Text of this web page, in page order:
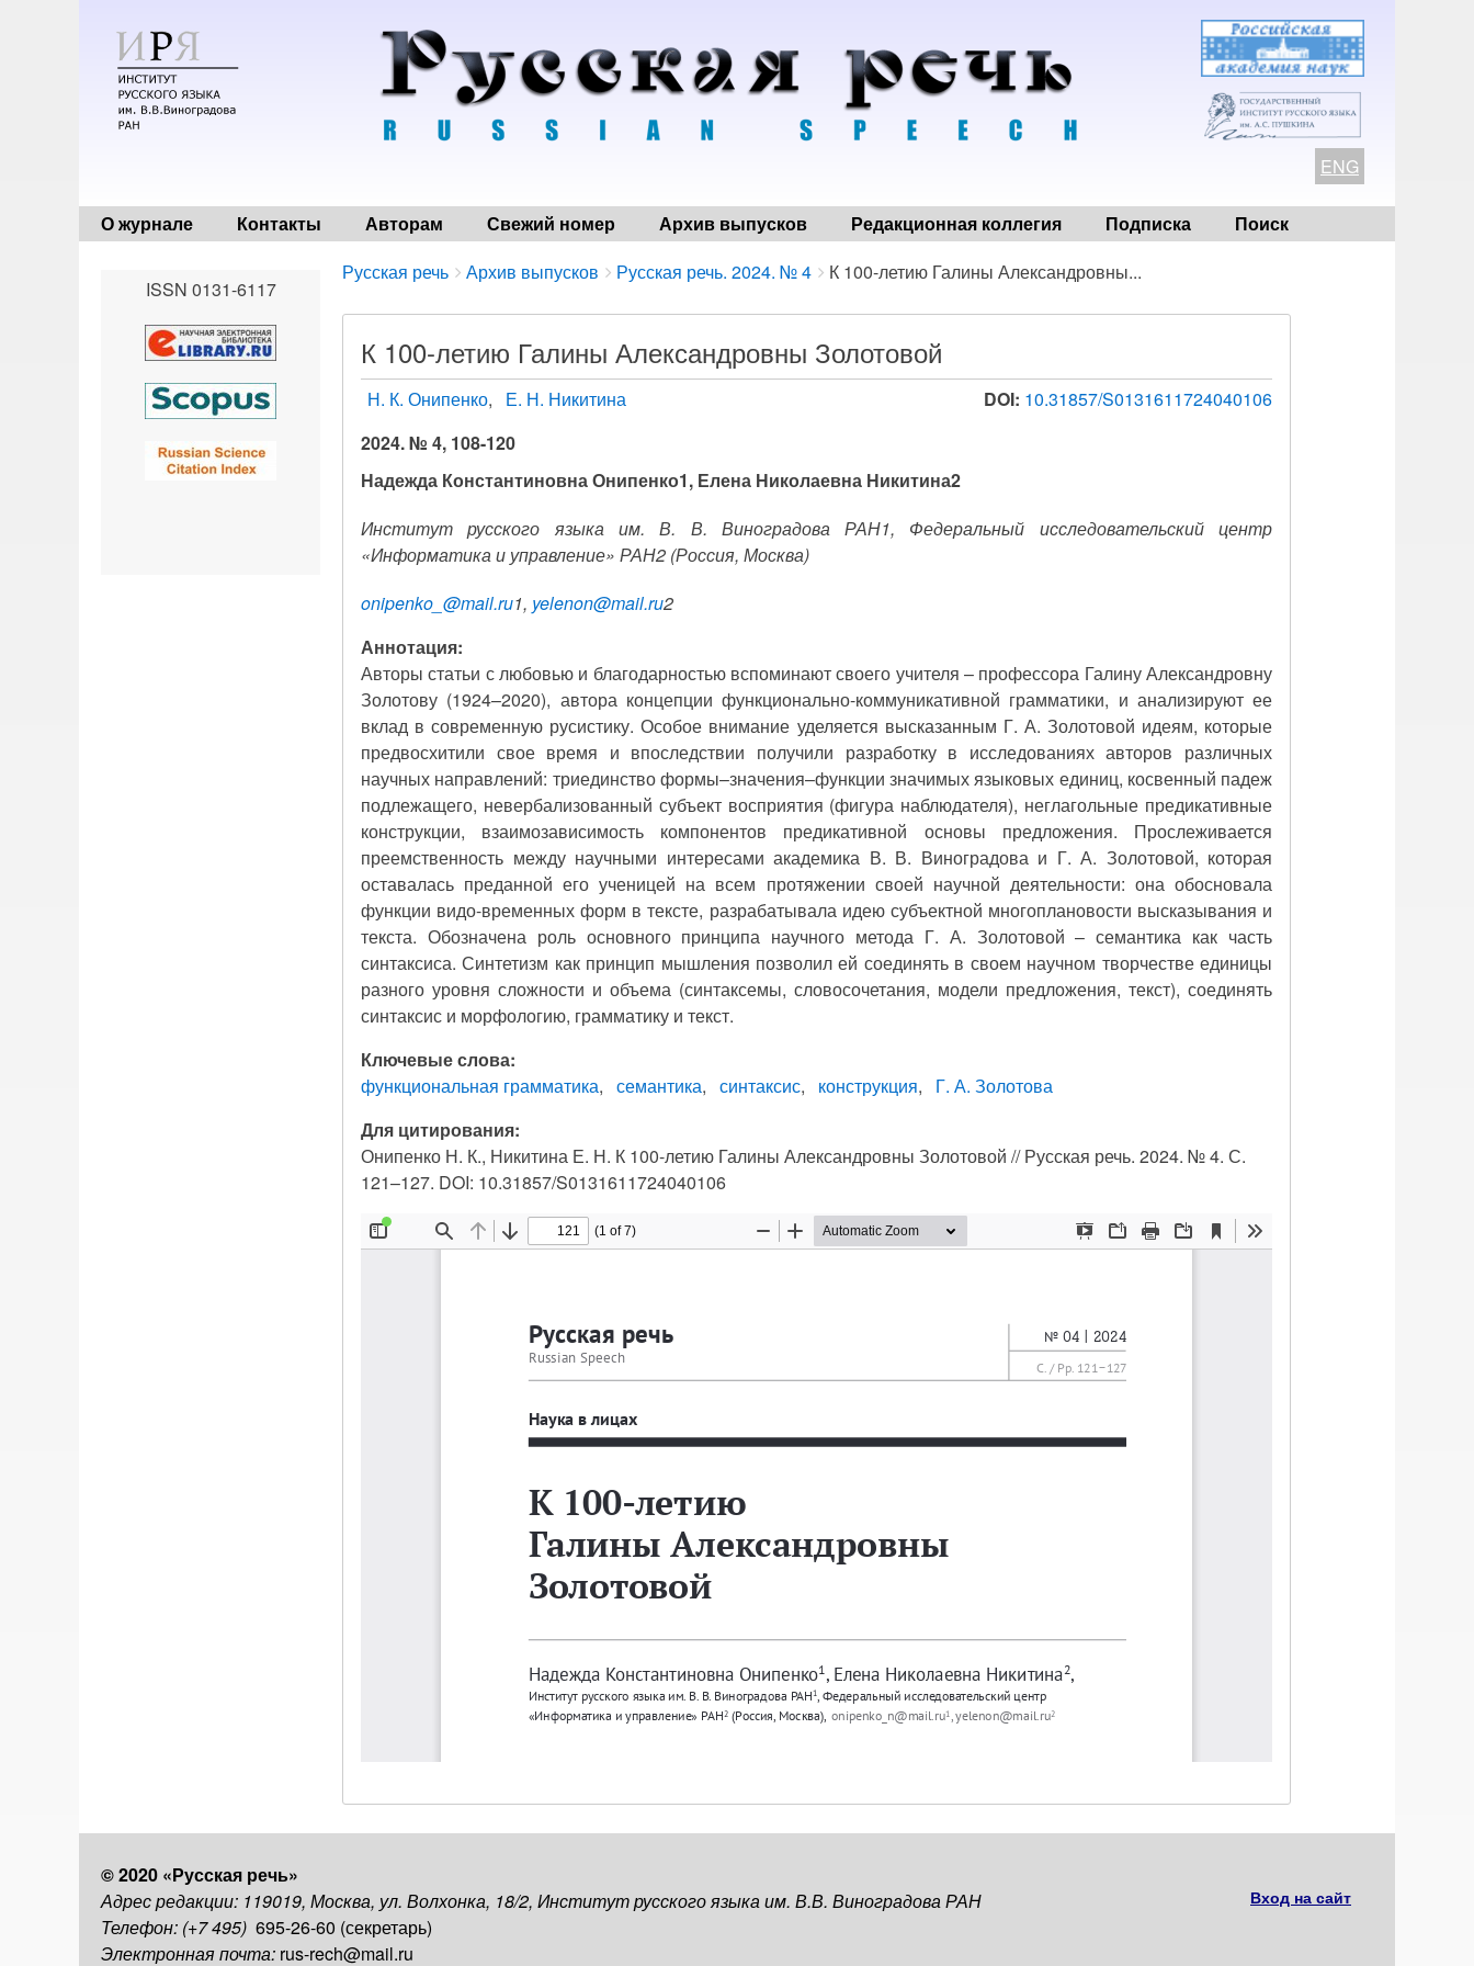
ENG
О журнале Контакты Авторам Свежий номер Архив выпусков Редакционная коллегия Подписка Поиск
Breadcrumbs
You
here:
Русская речь Архив выпусков Русская речь. 2024. № 4 К 100-летию Галины Александровны...
К 100-летию Галины Александровны Золотовой
Н. К. Онипенко Е. Н. Никитина DOI: 10.31857/S0131611724040106
2024. № 4, 108-120
Надежда Константиновна Онипенко1, Елена Николаевна Никитина2
Институт русского языка им. В. В. Виноградова РАН1, Федеральный исследовательский центр
«Информатика и управление» РАН2 (Россия, Москва)
onipenko _@mail.ru1, yelenon@mail.ru2
Аннотация:
Авторы статьи с любовью и благодарностью вспоминают своего учителя – профессора Галину Александровну
Золотову (1924–2020), автора концепции функционально-коммуникативной грамматики, и анализируют ее
вклад в современную русистику. Особое внимание уделяется высказанным Г. А. Золотовой идеям, которые
предвосхитили свое время и впоследствии получили разработку в исследованиях авторов различных
научных направлений: триединство формы–значения–функции значимых языковых единиц, косвенный падеж
подлежащего, невербализованный субъект восприятия (фигура наблюдателя), неглагольные предикативные
конструкции, взаимозависимость компонентов предикативной основы предложения. Прослеживается
преемственность между научными интересами академика В. В. Виноградова и Г. А. Золотовой, которая
оставалась преданной его ученицей на всем протяжении своей научной деятельности: она обосновала
функции видо-временных форм в тексте, разрабатывала идею субъектной многоплановости высказывания и
текста. Обозначена роль основного принципа научного метода Г. А. Золотовой – семантика как часть
синтаксиса. Синтетизм как принцип мышления позволил ей соединять в своем научном творчестве единицы
разного уровня сложности и объема (синтаксемы, словосочетания, модели предложения, текст), соединять
синтаксис и морфологию, грамматику и текст.
Ключевые слова:
функциональная грамматика
семантика синтаксис конструкция
Г. А. Золотова
Для цитирования:
Онипенко Н. К., Никитина Е. Н. К 100-летию Галины Александровны Золотовой // Русская речь. 2024. № 4. С.
121–127. DOI: 10.31857/S0131611724040106
ISSN 0131-6117
© 2020 «Русская речь»
Адрес редакции: 119019, Москва, ул. Волхонка, 18/2, Институт русского языка им. В.В. Виноградова РАН
Телефон: (+7 495) 695-26-60 (секретарь)
Электронная почта: rus-rech@mail.ru
Вход на сайт